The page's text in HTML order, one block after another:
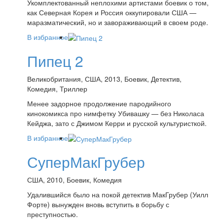
Укомплектованный неплохими артистами боевик о том,
как Северная Корея и Россия оккупировали США —
маразматический, но и завораживающий в своем роде.
В избранное
Пипец 2
Великобритания, США, 2013, Боевик, Детектив,
Комедия, Триллер
Менее задорное продолжение пародийного
кинокомикса про нимфетку Убивашку — без Николаса
Кейджа, зато с Джимом Керри и русской культуристкой.
В избранное
СуперМакГрубер
США, 2010, Боевик, Комедия
Удалившийся было на покой детектив МакГрубер (Уилл
Форте) вынужден вновь вступить в борьбу с
преступностью.